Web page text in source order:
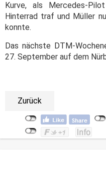
Kurve, als Mercedes-
Hinterrad traf und Müller
konnte.
Das nächste DTM-
27. September auf dem
Zurück